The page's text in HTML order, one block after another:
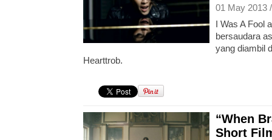
01 May 2013
I Was A Fool
bersaudara
yang diambil
Hearttrob.
“When
Short